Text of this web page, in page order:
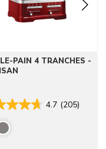
PAIN 4 TRANCHES -
4.7 (205)